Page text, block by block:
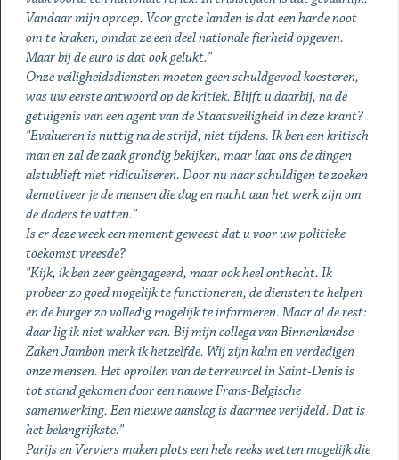
Vandaar mijn oproep. Voor grote landen is dat een harde noot
om te kraken, omdat ze een deel nationale fierheid opgeven.
Maar bij de euro is dat ook gelukt."
Onze veiligheidsdiensten moeten geen schuldgevoel koesteren,
was uw eerste antwoord op de kritiek. Blijft u daarbij, na de
getuigenis van een agent van de Staatsveiligheid in deze krant?
"Evalueren is nuttig na de strijd, niet tíjdens. Ik ben een kritisch
man en zal de zaak grondig bekijken, maar laat ons de dingen
alstublieft niet ridiculiseren. Door nu naar schuldigen te zoeken
demotiveer je de mensen die dag en nacht aan het werk zijn om
de daders te vatten."
Is er deze week een moment geweest dat u voor uw politieke
toekomst vreesde?
"Kijk, ik ben zeer geëngageerd, maar ook heel onthecht. Ik
probeer zo goed mogelijk te functioneren, de diensten te helpen
en de burger zo volledig mogelijk te informeren. Maar al de rest:
daar lig ik niet wakker van. Bij mijn collega van Binnenlandse
Zaken Jambon merk ik hetzelfde. Wij zijn kalm en verdedigen
onze mensen. Het oprollen van de terreurcel in Saint-Denis is
tot stand gekomen door een nauwe Frans-Belgische
samenwerking. Een nieuwe aanslag is daarmee verijdeld. Dat is
het belangrijkste."
Parijs en Verviers maken plots een hele reeks wetten mogelijk die